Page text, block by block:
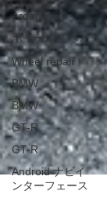
Arden
ホイールリペア
Wheel repair
BMW
BMW
GT-R
GT-R
Android ナビイ
ンターフェース